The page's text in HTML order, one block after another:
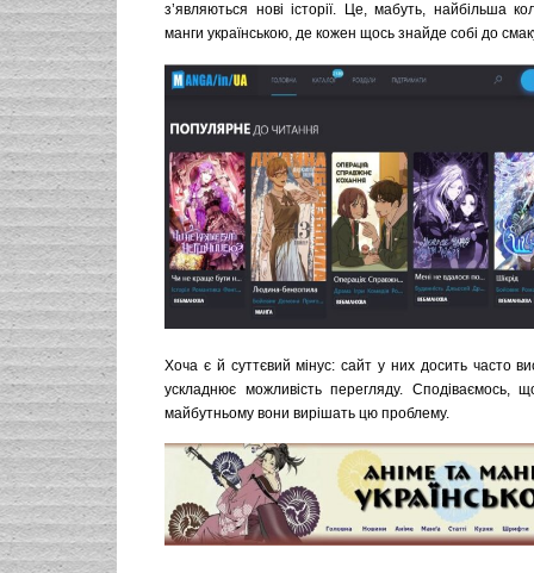
з’являються нові історії. Це, мабуть, найбільша
манги українською, де кожен щось знайде собі до
Хоча є й суттєвий мінус: сайт у них досить часто
ускладнює можливість перегляду. Сподіваємось,
майбутньому вони вирішать цю проблему.